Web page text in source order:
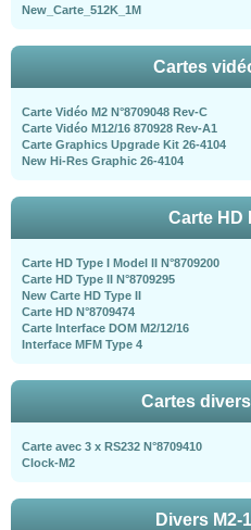
New_Carte_512K_1M
Cartes
Carte Vidéo M2 N°8709048 Rev-C
Carte Vidéo M12/16 870928 Rev-A1
Carte Graphics Upgrade Kit 26-4104
New Hi-Res Graphic 26-4104
Carte HD
Carte HD Type I Model II N°8709200
Carte HD Type II N°8709295
New Carte HD Type II
Carte HD N°8709474
Carte Interface DOM M2/12/16
Interface MFM Type 4
Cartes
Carte avec 3 x RS232 N°8709410
Clock-M2
Divers M2-